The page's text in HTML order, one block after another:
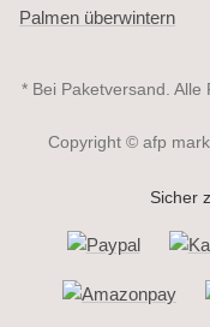
Palmen überwintern
* Bei Paketversand. Alle
Copyright © afp
Sicher